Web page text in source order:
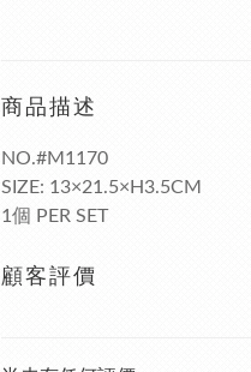
商品描述
NO.#M1170
SIZE: 13×21.5×H3.5CM
1個 PER SET
顧客評價